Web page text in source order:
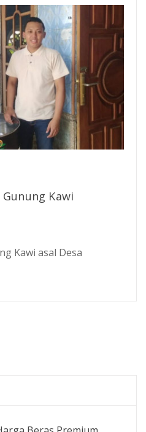
Kawi
Kawi asal Desa